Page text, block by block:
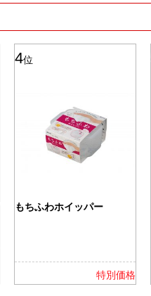
4位
もちふわホイッパー
特別価格